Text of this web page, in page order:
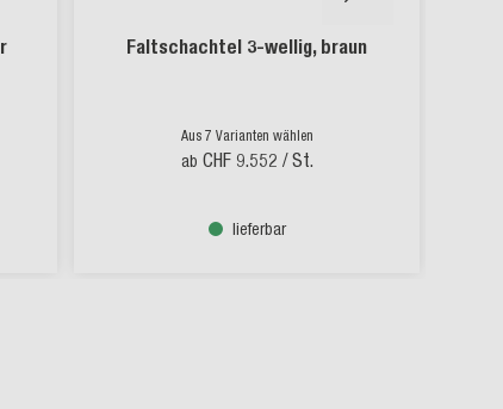
Faltschachtel 3-wellig, braun
Aus 7 Varianten wählen
ab CHF 9.552 / St.
lieferbar